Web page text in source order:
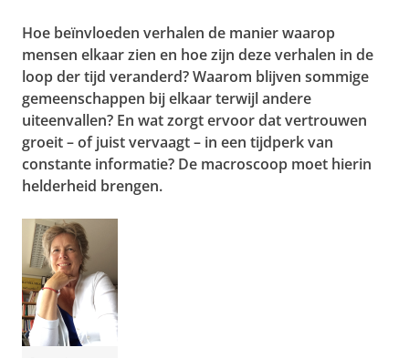
Hoe beïnvloeden verhalen de manier waarop
mensen elkaar zien en hoe zijn deze verhalen in de
loop der tijd veranderd? Waarom blijven sommige
gemeenschappen bij elkaar terwijl andere
uiteenvallen? En wat zorgt ervoor dat vertrouwen
groeit – of juist vervaagt – in een tijdperk van
constante informatie? De macroscoop moet hierin
helderheid brengen.